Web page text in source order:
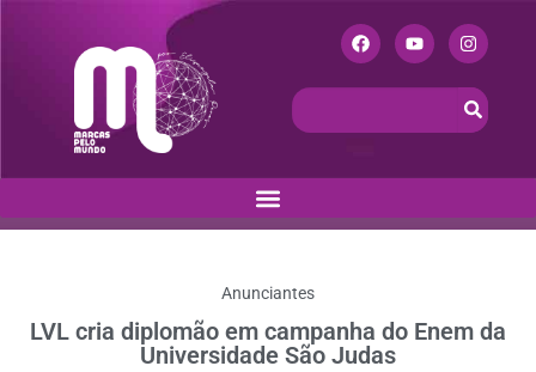
Anunciantes
LVL cria diplomão em campanha do Enem da
Universidade São Judas